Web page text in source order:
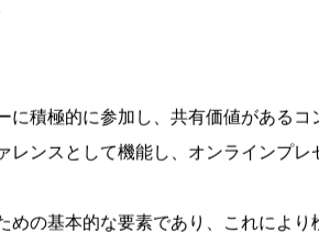
導入し、世界中のユーザーに対し
ます。ここでは、具体的な戦略を紹